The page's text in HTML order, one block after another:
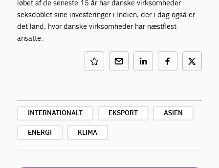
løbet af de seneste 15 år har danske virksomheder
seksdoblet sine investeringer i Indien, der i dag også er
det land, hvor danske virksomheder har næstflest
ansatte.
INTERNATIONALT EKSPORT ASIEN
ENERGI KLIMA